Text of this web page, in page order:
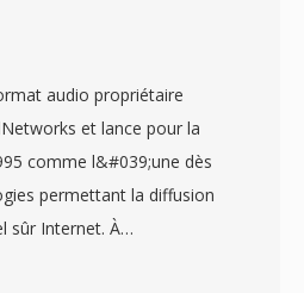
prend en chargé un large
DNxHD, DNxHR, ProRes et
adaptable à différents
montage proxy à
master. Un cadre de
est l&#039;une dès
du MXF,
audio propriétaire
et lance pour la
comme l&#039;une dès
permettant la diffusion
sûr Internet. À
par modem,